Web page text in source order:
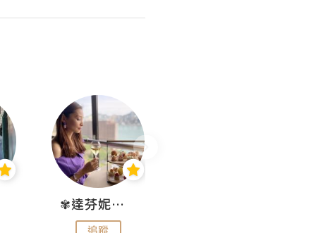
✾達芬妮•愛孩子•愛生活✾
追蹤